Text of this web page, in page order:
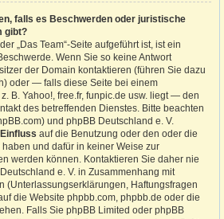
falls es Beschwerden oder juristische
gibt?
„Das Team“-Seite aufgeführt ist, ist ein
Wenn Sie so keine Antwort
der Domain kontaktieren (führen Sie dazu
oder — falls diese Seite bei einem
B. Yahoo!, free.fr, funpic.de usw. liegt — den
des betreffenden Dienstes. Bitte beachten
und phpBB Deutschland e. V.
auf die Benutzung oder den oder die
und dafür in keiner Weise zur
werden können. Kontaktieren Sie daher nie
e. V. in Zusammenhang mit
(Unterlassungserklärungen, Haftungsfragen
die Website phpbb.com, phpbb.de oder die
Falls Sie phpBB Limited oder phpBB